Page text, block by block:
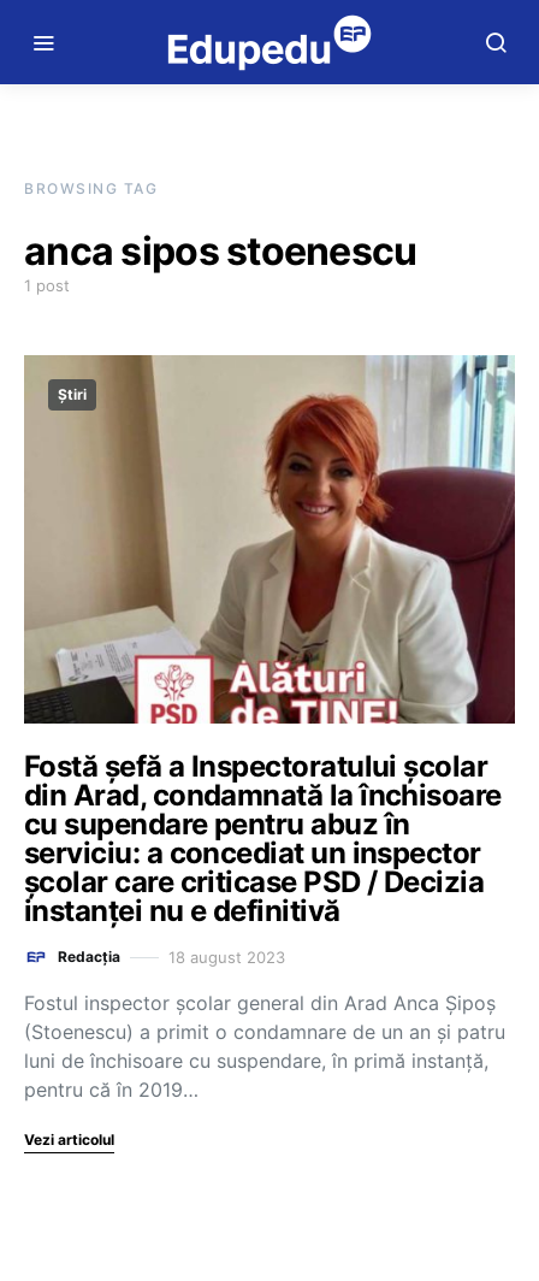
BROWSING TAG
anca sipos stoenescu
1 post
Știri
Fostă șefă a Inspectoratului școlar
din Arad, condamnată la închisoare
cu supendare pentru abuz în
serviciu: a concediat un inspector
școlar care criticase PSD / Decizia
instanței nu e definitivă
Redacția 18 august 2023
Fostul inspector şcolar general din Arad Anca Şipoş
(Stoenescu) a primit o condamnare de un an şi patru
luni de închisoare cu suspendare, în primă instanţă,
pentru că în 2019…
Vezi articolul